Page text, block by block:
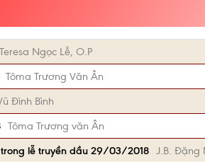
Ngọc Lễ, O.P
Tôma Trương Văn Ân
Đình Bình
Tôma Trương văn Ân
trong lễ truyền dầu 29/03/2018 J.B. Đặng